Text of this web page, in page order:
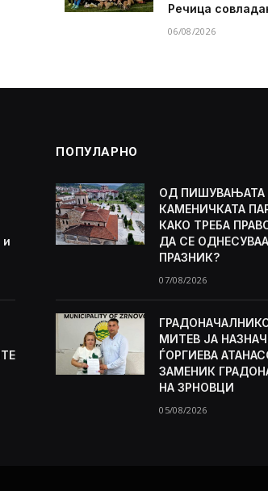
Речица
06/08/2026
и
ПОПУЛАРНО
ОД ПИШУВАЊАТА
КАМЕНИЧКАТА
КАКО ТРЕБА
ДА СЕ
ПРАЗНИК?
07/08/2026
МИТЕВ ЈА
ЃОРГИЕВА
ЗАМЕНИК
НА ЗРНОВЦИ
05/08/2026